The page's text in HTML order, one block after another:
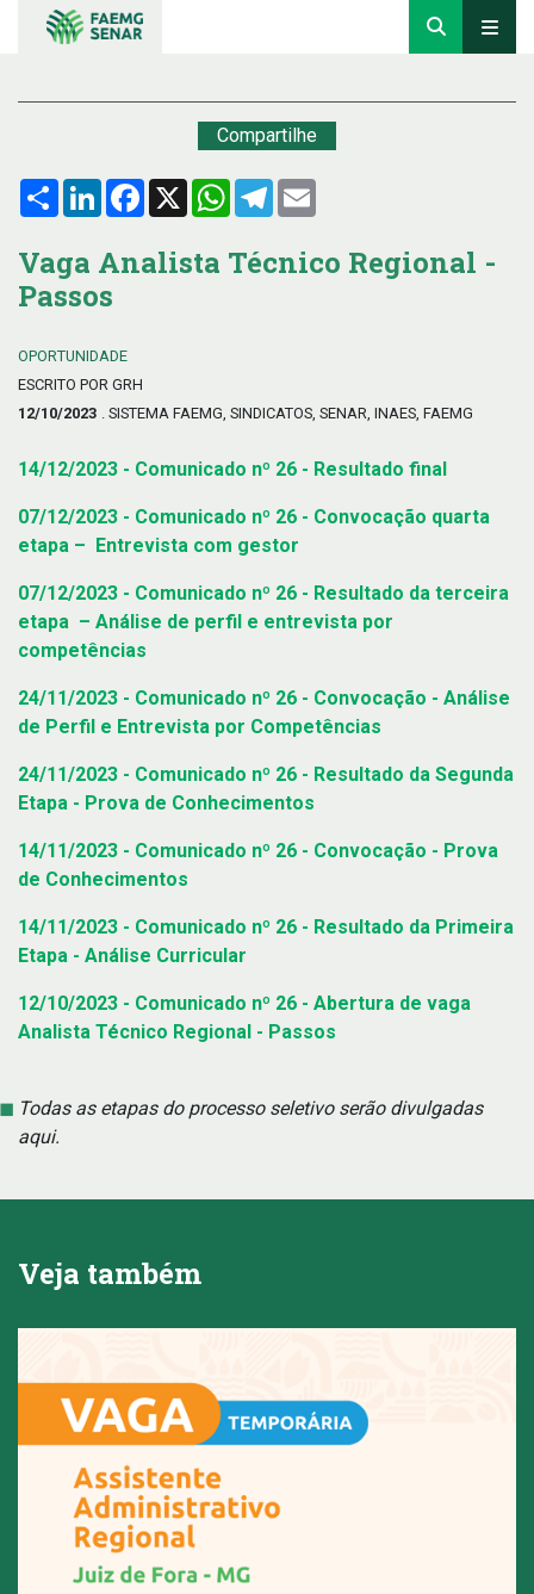
Compartilhe
Compartilhar
LinkedInFacebook
X WhatsApp
Telegram
Vaga Analista Técnico Regional -
Passos
OPORTUNIDADE
ESCRITO POR GRH
12/10/2023 . SISTEMA FAEMG, SINDICATOS, SENAR, INAES, FAEMG
14/12/2023 - Comunicado nº 26 - Resultado final
07/12/2023 - Comunicado nº 26 - Convocação quarta
etapa – Entrevista com gestor
07/12/2023 - Comunicado nº 26 - Resultado da terceira
etapa – Análise de perfil e entrevista por
competências
24/11/2023 - Comunicado nº 26 - Convocação - Análise
de Perfil e Entrevista por Competências
24/11/2023 - Comunicado nº 26 - Resultado da Segunda
Etapa - Prova de Conhecimentos
14/11/2023 - Comunicado nº 26 - Convocação - Prova
de Conhecimentos
14/11/2023 - Comunicado nº 26 - Resultado da Primeira
Etapa - Análise Curricular
12/10/2023 - Comunicado nº 26 - Abertura de vaga
Analista Técnico Regional - Passos
Todas as etapas do processo seletivo serão divulgadas
aqui.
Veja também